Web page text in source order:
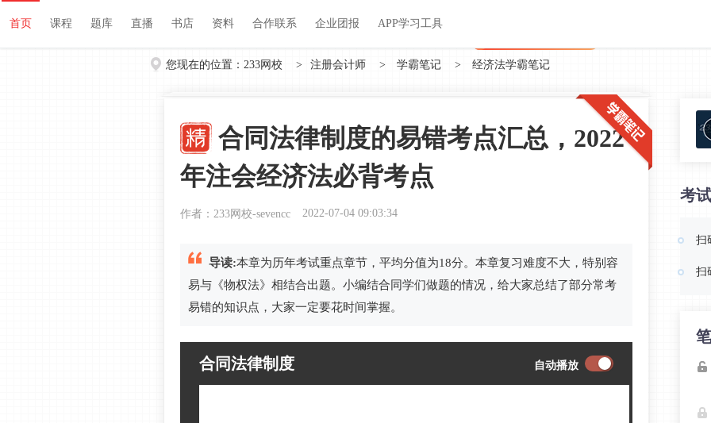
首页 课程 题库 直播 书店 资料 关于我们 帮助中心
首页 课程 题库 直播 书店 资料 合作联系 企业团报 APP学习工具
您现在的位置： 233网校 > 注册会计师 > 学霸笔记 > 经济法学霸笔记
合同法律制度的易错考点汇总，2022
年注会经济法必背考点
作者：233网校-sevencc 2022-07-04 09:03:34
导读:本章为历年考试重点章节，平均分值为18分。本章复习难度不大，特别容
易与《物权法》相结合出题。小编结合同学们做题的情况，给大家总结了部分常考
易错的知识点，大家一定要花时间掌握。
合同法律制度 自动播放
考
扫
扫